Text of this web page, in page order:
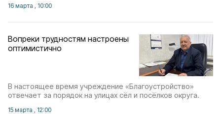
16 марта , 10:00
Вопреки трудностям настроены
оптимистично
В настоящее время учреждение «Благоустройство»
отвечает за порядок на улицах сёл и посёлков округа.
15 марта , 12:00